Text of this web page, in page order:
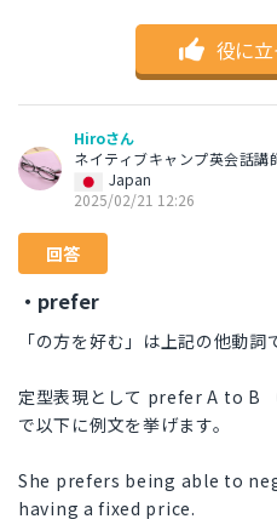
役に
Hiroさん
ネイティブキャンプ英会話講
Japan
2025/02/21 12:26
回答
・prefer
「の方を好む」は上記の他動詞
定型表現として prefer A to B
で以下に例文を挙げます。
She prefers being able to
having a fixed price.